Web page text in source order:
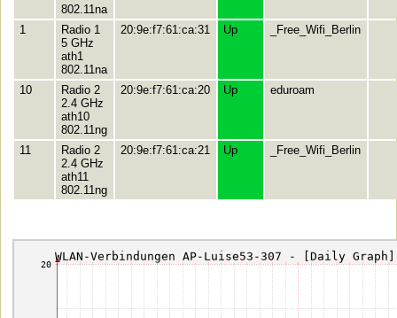
802.11na
1
Radio 1
5 GHz
ath1
802.11na
20:9e:f7:61:ca:31 Up _Free_Wifi_Berlin
10
Radio 2
2.4 GHz
ath10
802.11ng
20:9e:f7:61:ca:20 Up eduroam
11
Radio 2
2.4 GHz
ath11
802.11ng
20:9e:f7:61:ca:21 Up _Free_Wifi_Berlin